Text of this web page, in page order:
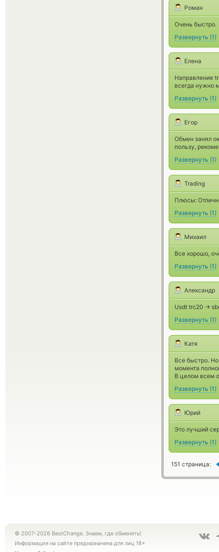
Роман
Очень быстро.
Развернуть (1)
Елена
Направление
всегда нужно
Развернуть (1)
Егор
Обмен занял
пользу,
Развернуть (1)
Trading
Плюсы:
Развернуть (1)
Михаил
Все хорошо,
Развернуть (1)
Александр
Usdt trc20 ->
Развернуть (1)
Катя
Все быстро. Но
момента
В целом всем
Развернуть (1)
Юрий
Это лучший
Развернуть (1)
151 страница:
© 2007-2026 BestChange. Знаем, где обменять!
Информация на сайте предназначена для лиц 18+